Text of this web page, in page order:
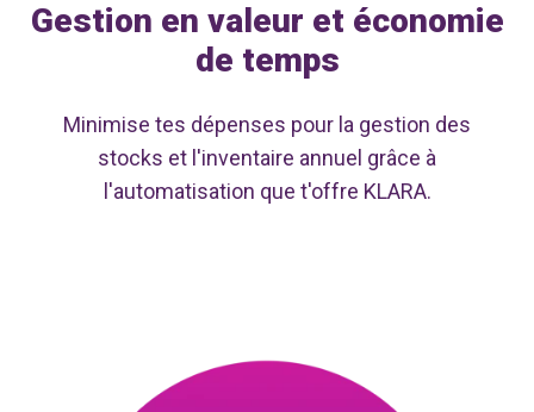
Gestion en valeur et économie
de temps
Minimise tes dépenses pour la gestion des
stocks et l'inventaire annuel grâce à
l'automatisation que t'offre KLARA.